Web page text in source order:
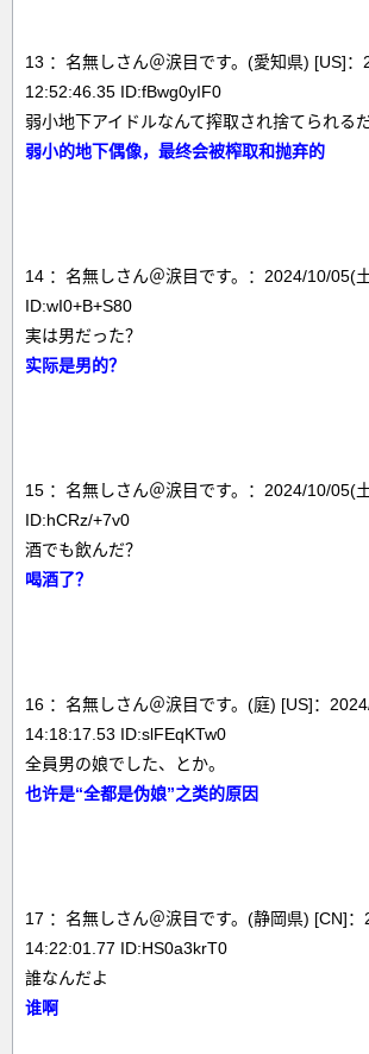
13 ：名無しさん＠涙目です。(愛知県) [US]
12:52:46.35 ID:fBwg0yIF0
弱小地下アイドルなんて搾取され捨てられる
弱小的地下偶像，最终会被榨取和抛弃的
14 ：名無しさん＠涙目です。：2024/10/05(
ID:wI0+B+S80
実は男だった？
实际是男的？
15 ：名無しさん＠涙目です。：2024/10/05(
ID:hCRz/+7v0
酒でも飲んだ？
喝酒了？
16 ：名無しさん＠涙目です。(庭) [US]：
14:18:17.53 ID:slFEqKTw0
全員男の娘でした、とか。
也许是“全都是伪娘”之类的原因
17 ：名無しさん＠涙目です。(静岡県) [CN]
14:22:01.77 ID:HS0a3krT0
誰なんだよ
谁啊